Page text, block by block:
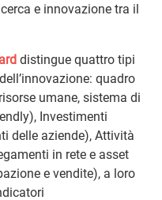
e innovazione tra il
distingue quattro tipi
quadro
umane, sistema di
Investimenti
delle aziende), Attività
in rete e asset
e vendite), a loro